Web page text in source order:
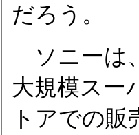
だろう。
ソニーは
大規模スー
トアでの